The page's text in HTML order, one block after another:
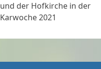
und der Hofkirche in der
Karwoche 2021